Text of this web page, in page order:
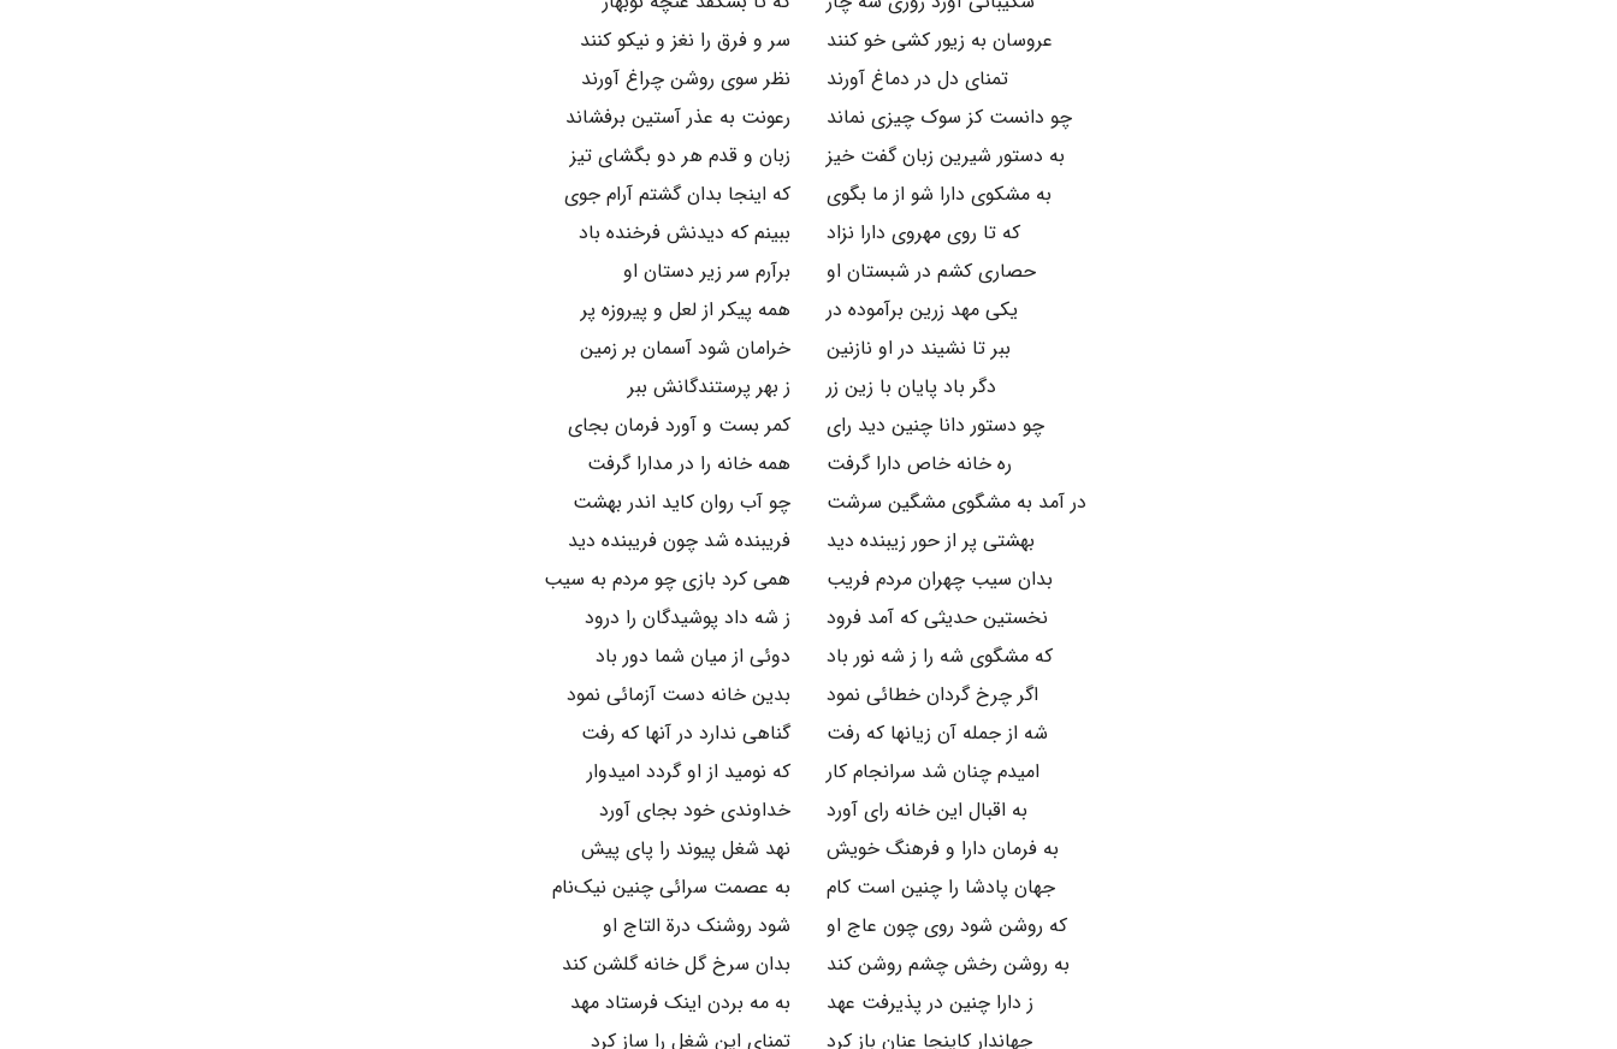
عروسان به زیور کشی خو کنند
سر و فرق را نغز و نیکو کنند
تمنای دل در دماغ آورند
نظر سوی روشن چراغ آورند
چو دانست کز سوک چیزی نماند
رعونت به عذر آستین برفشاند
به دستور شیرین زبان گفت خیز
زبان و قدم هر دو بگشای تیز
به مشکوی دارا شو از ما بگوی
که اینجا بدان گشتم آرام جوی
که تا روی مهروی دارا نزاد
ببینم که دیدنش فرخنده باد
حصاری کشم در شبستان او
برآرم سر زیر دستان او
یکی مهد زرین برآموده در
همه پیکر از لعل و پیروزه پر
ببر تا نشیند در او نازنین
خرامان شود آسمان بر زمین
دگر باد پایان با زین زر
ز بهر پرستندگانش ببر
چو دستور دانا چنین دید رای
کمر بست و آورد فرمان بجای
ره خانه خاص دارا گرفت
همه خانه را در مدارا گرفت
در آمد به مشگوی مشگین سرشت
چو آب روان کاید اندر بهشت
بهشتی پر از حور زیبنده دید
فریبنده شد چون فریبنده دید
بدان سیب چهران مردم فریب
همی کرد بازی چو مردم به سیب
نخستین حدیثی که آمد فرود
ز شه داد پوشیدگان را درود
که مشگوی شه را ز شه نور باد
دوئی از میان شما دور باد
اگر چرخ گردان خطائی نمود
بدین خانه دست آزمائی نمود
شه از جمله آن زیانها که رفت
گناهی ندارد در آنها که رفت
امیدم چنان شد سرانجام کار
که نومید از او گردد امیدوار
به اقبال این خانه رای آورد
خداوندی خود بجای آورد
به فرمان دارا و فرهنگ خویش
نهد شغل پیوند را پای پیش
جهان پادشا را چنین است کام
به عصمت سرائی چنین نیک‌نام
که روشن شود روی چون عاج او
شود روشنک درة التاج او
به روشن رخش چشم روشن کند
بدان سرخ گل خانه گلشن کند
ز دارا چنین در پذیرفت عهد
به مه بردن اینک فرستاد مهد
جهاندار کاینجا عنان باز کرد
تمنای این شغل را ساز کرد